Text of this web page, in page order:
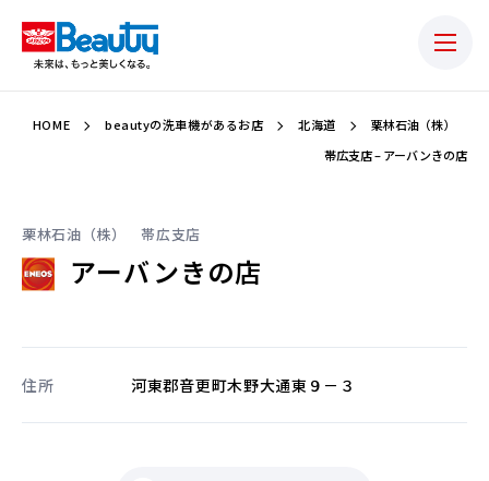
HOME beautyの洗車機があるお店 北海道
栗林石油（株）
帯広支店 – アーバンきの店
栗林石油（株） 帯広支店
アーバンきの店
住所 河東郡音更町木野大通東９－３